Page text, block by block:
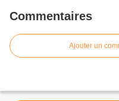
Commentaires
Ajouter un